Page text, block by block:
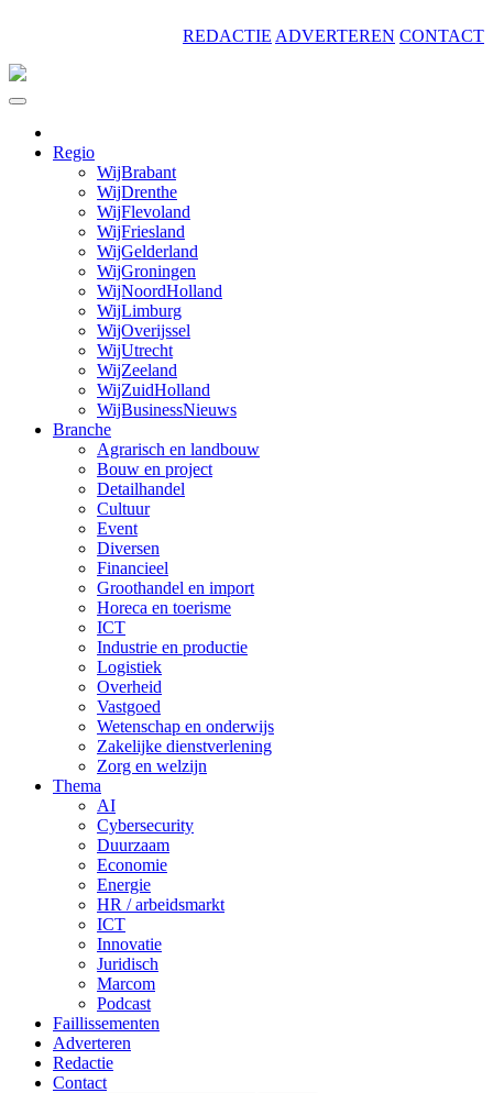
REDACTIE ADVERTEREN CONTACT
Regio
WijBrabant
WijDrenthe
WijFlevoland
WijFriesland
WijGelderland
WijGroningen
WijNoordHolland
WijLimburg
WijOverijssel
WijUtrecht
WijZeeland
WijZuidHolland
WijBusinessNieuws
Branche
Agrarisch en landbouw
Bouw en project
Detailhandel
Cultuur
Event
Diversen
Financieel
Groothandel en import
Horeca en toerisme
ICT
Industrie en productie
Logistiek
Overheid
Vastgoed
Wetenschap en onderwijs
Zakelijke dienstverlening
Zorg en welzijn
Thema
AI
Cybersecurity
Duurzaam
Economie
Energie
HR / arbeidsmarkt
ICT
Innovatie
Juridisch
Marcom
Podcast
Faillissementen
Adverteren
Redactie
Contact